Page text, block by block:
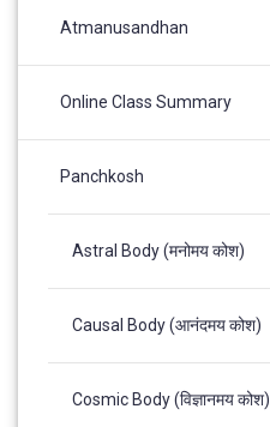
Atmanusandhan
Online Class Summary
Panchkosh
Astral Body (मनोमय कोश)
Causal Body (आनंदमय कोश)
Cosmic Body (विज्ञानमय कोश)